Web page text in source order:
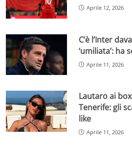
Aprile 12, 2026
C’è l’Inter
‘umiliata’: ha
Aprile 11, 2026
Lautaro ai
Tenerife: gli
like
Aprile 11, 2026